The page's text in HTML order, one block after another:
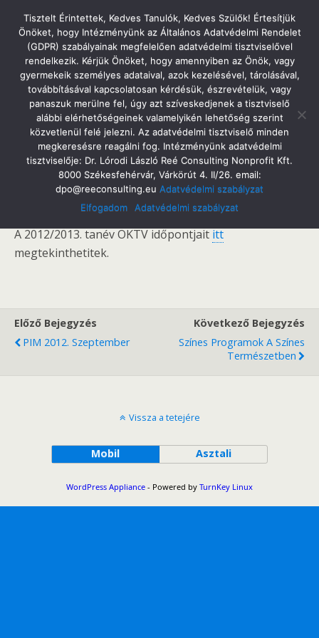
Tatabányai Árpád Gimnázium
2012. Október 3. Szerda
OKTV Időpontok
Megosztás Tweet Pin Email SMS
Kedves Diákok!
A 2012/2013. tanév OKTV időpontjait itt
megtekinthetitek.
Előző Bejegyzés
PIM 2012. Szeptember
Következő Bejegyzés
Színes Programok A Színes
Természetben
Vissza a tetejére
Mobil Asztali
Tisztelt Érintettek, Kedves Tanulók, Kedves Szülők! Értesítjük
Önöket, hogy Intézményünk az Általános Adatvédelmi Rendelet
(GDPR) szabályainak megfelelően adatvédelmi tisztviselővel
rendelkezik. Kérjük Önöket, hogy amennyiben az Önök, vagy
gyermekeik személyes adataival, azok kezelésével, tárolásával,
továbbításával kapcsolatosan kérdésük, észrevételük, vagy
panaszuk merülne fel, úgy azt szíveskedjenek a tisztviselő
alábbi elérhetőségeinek valamelyikén lehetőség szerint
közvetlenül felé jelezni. Az adatvédelmi tisztviselő minden
megkeresésre reagálni fog. Intézményünk adatvédelmi
tisztviselője: Dr. Lórodi László Reé Consulting Nonprofit Kft.
8000 Székesfehérvár, Várkörút 4. II/26. email:
dpo@reeconsulting.eu Adatvédelmi szabályzat
Elfogadom
Adatvédelmi szabályzat
WordPress Appliance - Powered by TurnKey Linux